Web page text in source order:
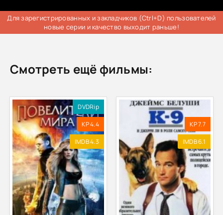
Для зарегистрированных и закладчиков (Ctrl+D) пользователей
новые серии и качество выходит раньше!
Смотреть ещё фильмы:
DVDRip
KP 4.4
IMDB 4.3
KP 7.7
IMDB 6.1